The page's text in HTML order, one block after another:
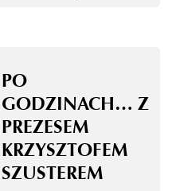
PO
GODZINACH… Z
PREZESEM
KRZYSZTOFEM
SZUSTEREM